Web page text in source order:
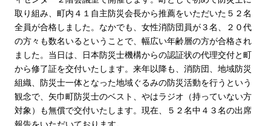
取り組み、町内４１自主防災会長から推薦をいただいた５２名
全員が合格しました。なかでも、女性消防団員が３名、２０代
の方々も数名いるということで、幅広い年齢層の方が合格され
ました。当日は、日本防災士機構からの認証状の代理交付と町
から修了証を交付いたします。来年以降も、消防団、地域防災
組織、防災士一体となった地域ぐるみの防災活動を行うという
観念で、矢巾町防災士のベスト、やはラジオ（持っていない方
対象）も無償で交付いたします。現在、５２名中４３名の出席
報告をいただいております。